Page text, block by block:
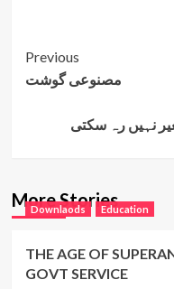
Post
Navigation
Previous
مصنوعی گوشت
نہیں رہ سکتی
More Stories
Downlaods Education
THE AGE OF
GOVT SERVICE